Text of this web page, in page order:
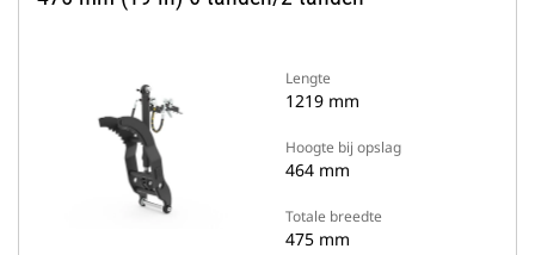
Lengte
1219 mm
Hoogte bij opslag
464 mm
Totale breedte
475 mm